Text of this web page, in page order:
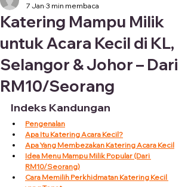
Katering Mampu Milik
untuk Acara Kecil di KL,
Selangor & Johor – Dari
RM10/Seorang
7 Jan 3 min membaca
Indeks Kandungan
Pengenalan
Apa Itu Katering Acara Kecil?
Apa Yang Membezakan Katering Acara Kecil
Idea Menu Mampu Milik Popular (Dari
RM10/Seorang)
Cara Memilih Perkhidmatan Katering Kecil